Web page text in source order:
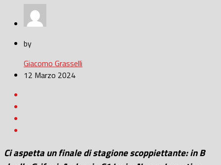
by
Giacomo Grasselli
12 Marzo 2024
Ci aspetta un finale di stagione scoppiettante: in B